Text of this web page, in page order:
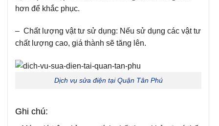
hơn để khắc phục.
– Chất lượng vật tư sử dụng: Nếu sử dụng các vật tư
chất lượng cao, giá thành sẽ tăng lên.
Dịch vụ sửa điện tại Quận Tân Phú
Ghi chú: